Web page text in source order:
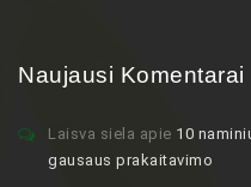
Naujausi Komentarai
Laisva siela apie 10
gausaus prakaitavimo